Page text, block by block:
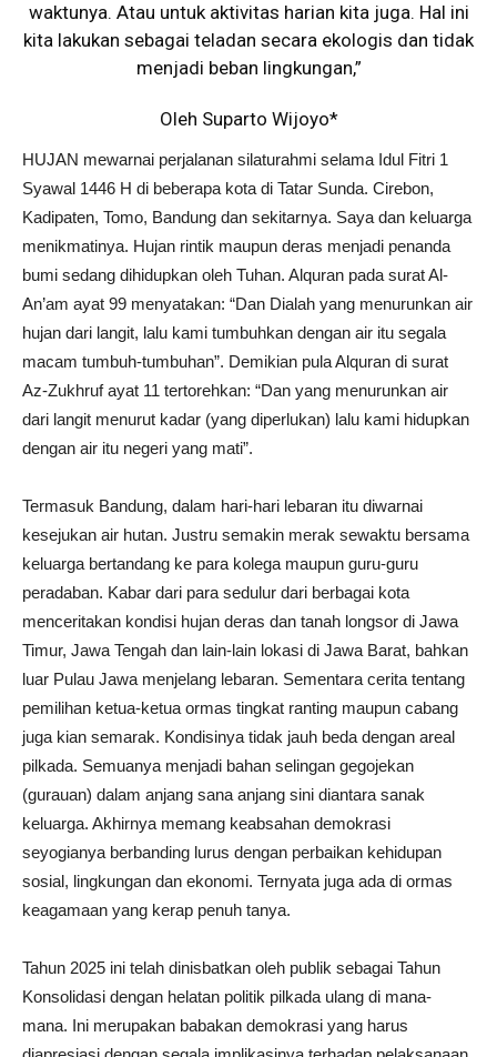
waktunya. Atau untuk aktivitas harian kita juga. Hal ini
kita lakukan sebagai teladan secara ekologis dan tidak
menjadi beban lingkungan,”
Oleh Suparto Wijoyo*
HUJAN mewarnai perjalanan silaturahmi selama Idul Fitri 1
Syawal 1446 H di beberapa kota di Tatar Sunda. Cirebon,
Kadipaten, Tomo, Bandung dan sekitarnya. Saya dan keluarga
menikmatinya. Hujan rintik maupun deras menjadi penanda
bumi sedang dihidupkan oleh Tuhan. Alquran pada surat Al-
An’am ayat 99 menyatakan: “Dan Dialah yang menurunkan air
hujan dari langit, lalu kami tumbuhkan dengan air itu segala
macam tumbuh-tumbuhan”. Demikian pula Alquran di surat
Az-Zukhruf ayat 11 tertorehkan: “Dan yang menurunkan air
dari langit menurut kadar (yang diperlukan) lalu kami hidupkan
dengan air itu negeri yang mati”.
Termasuk Bandung, dalam hari-hari lebaran itu diwarnai
kesejukan air hutan. Justru semakin merak sewaktu bersama
keluarga bertandang ke para kolega maupun guru-guru
peradaban. Kabar dari para sedulur dari berbagai kota
menceritakan kondisi hujan deras dan tanah longsor di Jawa
Timur, Jawa Tengah dan lain-lain lokasi di Jawa Barat, bahkan
luar Pulau Jawa menjelang lebaran. Sementara cerita tentang
pemilihan ketua-ketua ormas tingkat ranting maupun cabang
juga kian semarak. Kondisinya tidak jauh beda dengan areal
pilkada. Semuanya menjadi bahan selingan gegojekan
(gurauan) dalam anjang sana anjang sini diantara sanak
keluarga. Akhirnya memang keabsahan demokrasi
seyogianya berbanding lurus dengan perbaikan kehidupan
sosial, lingkungan dan ekonomi. Ternyata juga ada di ormas
keagamaan yang kerap penuh tanya.
Tahun 2025 ini telah dinisbatkan oleh publik sebagai Tahun
Konsolidasi dengan helatan politik pilkada ulang di mana-
mana. Ini merupakan babakan demokrasi yang harus